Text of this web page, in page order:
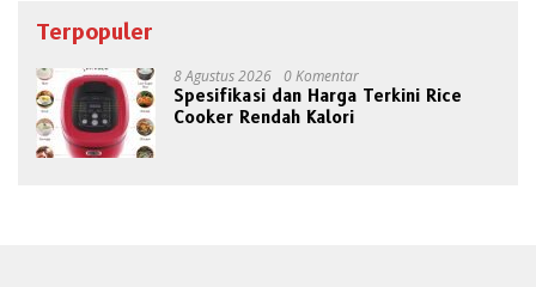
Terpopuler
8 Agustus 2026 0 Komentar
Spesifikasi dan Harga Terkini Rice
Cooker Rendah Kalori